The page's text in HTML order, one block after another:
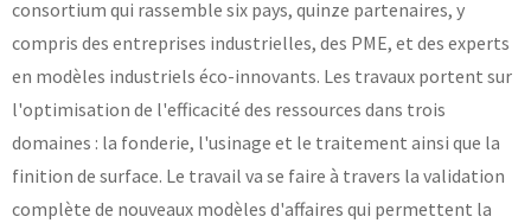
Agréments internationaux
Agrément ministériel
Certifications Cofrend
Le Cetim en bref
Nos valeurs
Gouvernance
Rapports - Publications
Vidéo de présentation
Historique
Charte développement durable
Égalité Femmes/Hommes
Information pratiques
Mentions légales
Données personnelles
Conditions générales de vente
Avis d'achat
consortium qui rassemble six pays, quinze partenaires, y
compris des entreprises industrielles, des PME, et des experts
en modèles industriels éco-innovants. Les travaux portent sur
l'optimisation de l'efficacité des ressources dans trois
domaines : la fonderie, l'usinage et le traitement ainsi que la
finition de surface. Le travail va se faire à travers la validation
complète de nouveaux modèles d'affaires qui permettent la